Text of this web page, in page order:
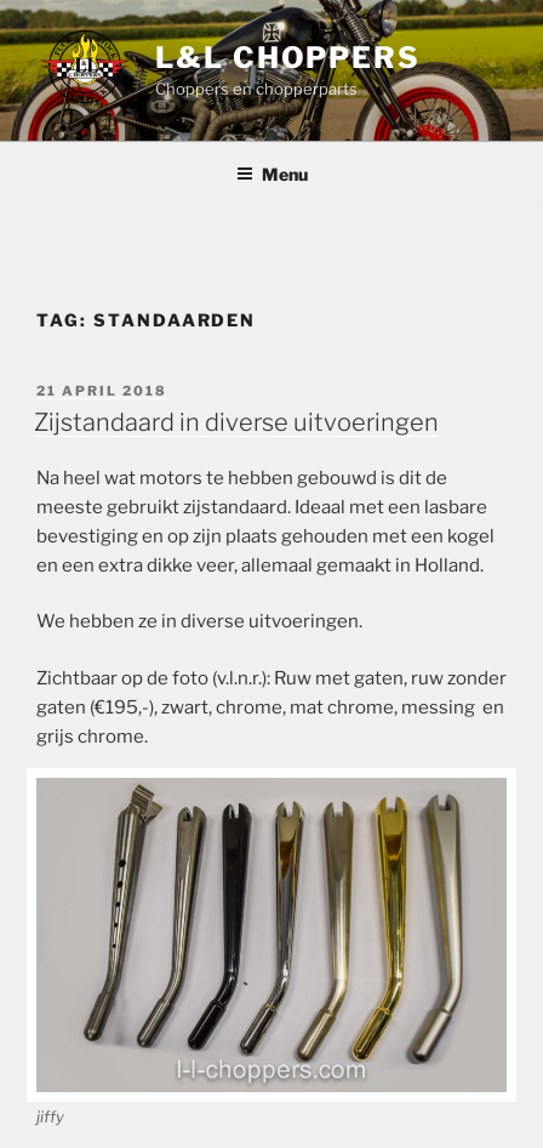
Ga
naar
de
inhoud
L&L CHOPPERS
Choppers en chopperparts
Menu
TAG: STANDAARDEN
GEPLAATST
OP
21 APRIL 2018
Zijstandaard in diverse uitvoeringen
Na heel wat motors te hebben gebouwd is dit de
meeste gebruikt zijstandaard. Ideaal met een lasbare
bevestiging en op zijn plaats gehouden met een kogel
en een extra dikke veer, allemaal gemaakt in Holland.
We hebben ze in diverse uitvoeringen.
Zichtbaar op de foto (v.l.n.r.): Ruw met gaten, ruw zonder
gaten (€195,-), zwart, chrome, mat chrome, messing en
grijs chrome.
jiffy